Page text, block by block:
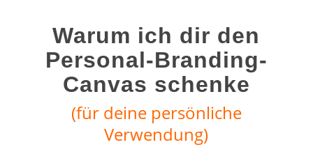
Warum ich dir den
Personal-Branding-
Canvas schenke
(für deine persönliche
Verwendung)